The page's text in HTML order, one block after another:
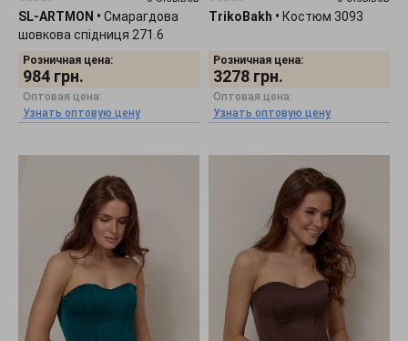
SL-ARTMON • Смарагдова
шовкова спідниця 271.6
Розничная цена:
984 грн.
Оптовая цена:
Узнать оптовую цену
TrikoBakh • Костюм 3093
Розничная цена:
3278 грн.
Оптовая цена:
Узнать оптовую цену